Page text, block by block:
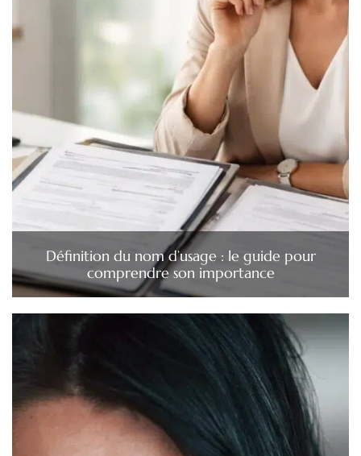
Définition du nom d’usage : le guide pour
comprendre son importance